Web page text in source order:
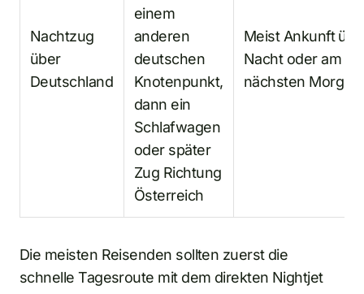
Nachtzug
über
Deutschland
einem
anderen
deutschen
Knotenpunkt,
dann ein
Schlafwagen
oder später
Zug Richtung
Österreich
Meist Ankunft
Nacht oder am
nächsten Morgen
Die meisten Reisenden sollten zuerst die
schnelle Tagesroute mit dem direkten Nightjet